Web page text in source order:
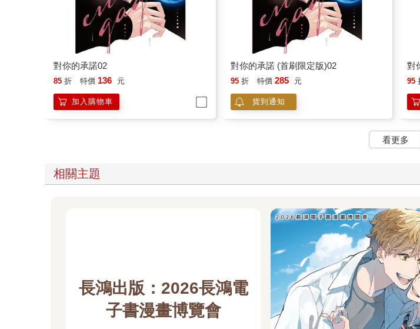
對你的承諾02
85 折 特價 136 元
加入購物車
對你的承諾 (首刷限定版)02
95 折 特價 285 元
貨到通知
對
95
看更多
相關主題
長鴻出版：2026長鴻電
子書漫畫博覽會